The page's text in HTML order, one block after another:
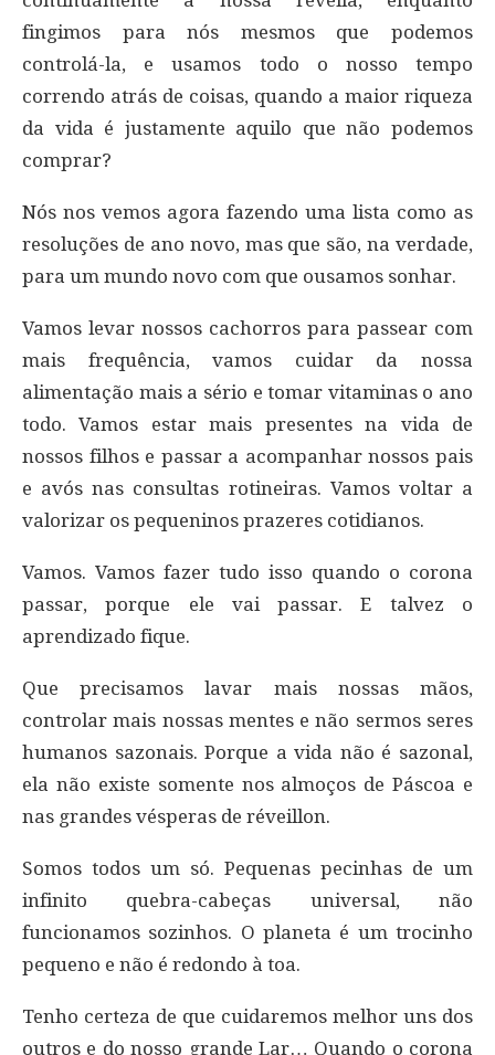
fingimos para nós mesmos que podemos
controlá-la, e usamos todo o nosso tempo
correndo atrás de coisas, quando a maior riqueza
da vida é justamente aquilo que não podemos
comprar?
Nós nos vemos agora fazendo uma lista como as
resoluções de ano novo, mas que são, na verdade,
para um mundo novo com que ousamos sonhar.
Vamos levar nossos cachorros para passear com
mais frequência, vamos cuidar da nossa
alimentação mais a sério e tomar vitaminas o ano
todo. Vamos estar mais presentes na vida de
nossos filhos e passar a acompanhar nossos pais
e avós nas consultas rotineiras. Vamos voltar a
valorizar os pequeninos prazeres cotidianos.
Vamos. Vamos fazer tudo isso quando o corona
passar, porque ele vai passar. E talvez o
aprendizado fique.
Que precisamos lavar mais nossas mãos,
controlar mais nossas mentes e não sermos seres
humanos sazonais. Porque a vida não é sazonal,
ela não existe somente nos almoços de Páscoa e
nas grandes vésperas de réveillon.
Somos todos um só. Pequenas pecinhas de um
infinito quebra-cabeças universal, não
funcionamos sozinhos. O planeta é um trocinho
pequeno e não é redondo à toa.
Tenho certeza de que cuidaremos melhor uns dos
outros e do nosso grande Lar… Quando o corona